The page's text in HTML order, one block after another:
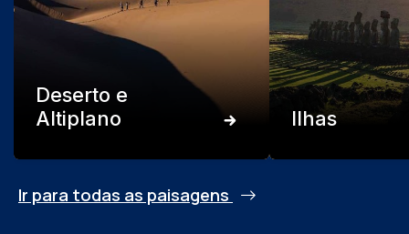
Deserto e
Altiplano
Ilhas
Ir para todas as paisagens